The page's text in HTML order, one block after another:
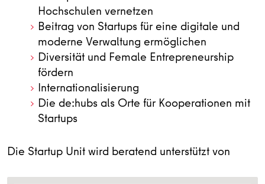
Hochschulen vernetzen
Beitrag von Startups für eine digitale und
moderne Verwaltung ermöglichen
Diversität und Female Entrepreneurship
fördern
Internationalisierung
Die de:hubs als Orte für Kooperationen mit
Startups
Die Startup Unit wird beratend unterstützt von